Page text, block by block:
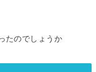
たのでしょうか